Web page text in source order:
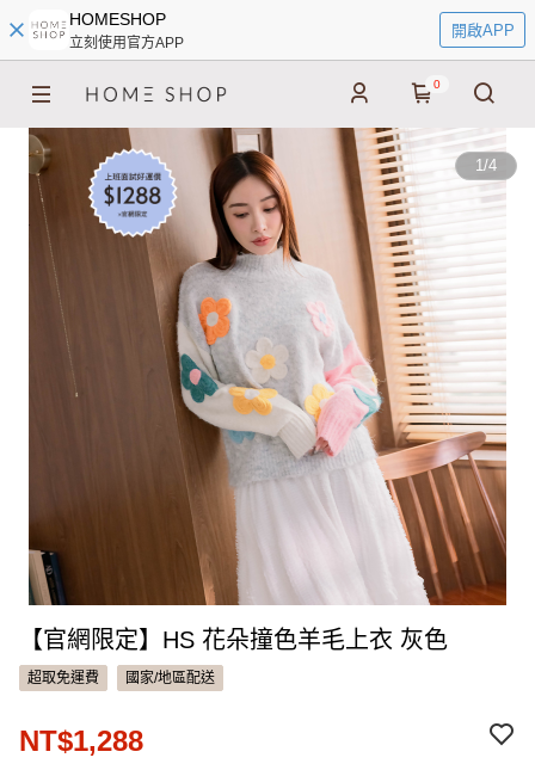
HOMESHOP
立刻使用官方APP
開啟APP
0
1/4
【官網限定】HS 花朵撞色羊毛上衣 灰色
超取免運費 國家/地區配送
NT$1,288